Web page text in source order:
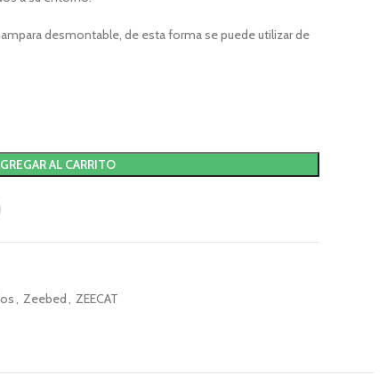
desmontable, de esta forma se puede utilizar de
AL CARRITO
, Zeebed, ZEECAT